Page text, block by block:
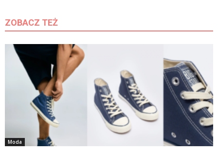
ZOBACZ TEŻ
Moda